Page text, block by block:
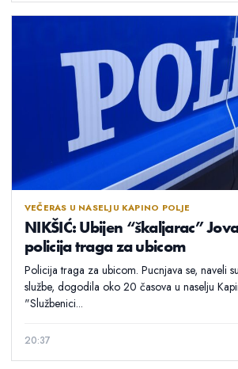
VEČERAS U NASELJU KAPINO POLJE
NIKŠIĆ: Ubijen “škaljarac”
policija traga za ubicom
Policija traga za ubicom. Pucnjava se, naveli
službe, dogodila oko 20 časova u naselju
"Službenici...
20:37